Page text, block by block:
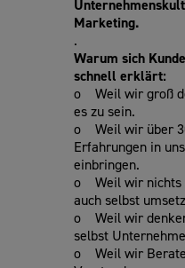
Marketing.
.
Warum sich
schnell erklärt:
o Weil wir groß
es zu sein.
o Weil wir über
Erfahrungen in
einbringen.
o Weil wir nichts
auch selbst
o Weil wir
selbst
o Weil wir